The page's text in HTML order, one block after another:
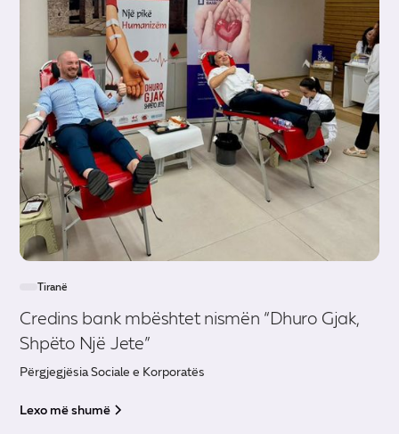
Tiranë
Credins bank mbështet nismën “Dhuro Gjak,
Shpëto Një Jete”
Përgjegjësia Sociale e Korporatës
Lexo më shumë